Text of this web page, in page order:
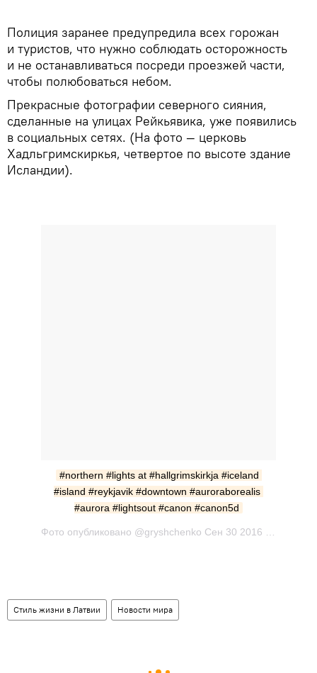
Полиция заранее предупредила всех горожан
и туристов, что нужно соблюдать осторожность
и не останавливаться посреди проезжей части,
чтобы полюбоваться небом.
Прекрасные фотографии северного сияния,
сделанные на улицах Рейкьявика, уже появились
в социальных сетях. (На фото — церковь
Хадльгримскиркья, четвертое по высоте здание
Исландии).
#northern #lights at #hallgrimskirkja #iceland
#island #reykjavik #downtown #auroraborealis
#aurora #lightsout #canon #canon5d
Стиль жизни в Латвии Новости мира